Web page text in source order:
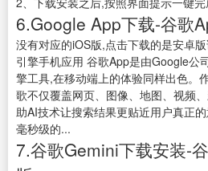
6.Google App下载-谷歌
没有对应的iOS版,点击下载的是安卓
引擎手机应用 谷歌App是由Google公
擎工具,在移动端上的体验同样出色。
歌不仅覆盖网页、图像、地图、视频
助AI技术让搜索结果更贴近用户真正的
毫秒级的...
7.谷歌Gemini下载安装-